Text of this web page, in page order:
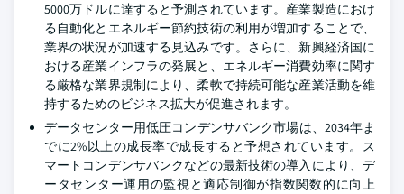
5000万ドルに達すると予測されています。産業製造におけ
る自動化とエネルギー節約技術の利用が増加することで、
業界の状況が加速する見込みです。さらに、新興経済国に
おける産業インフラの発展と、エネルギー消費効率に関す
る厳格な業界規制により、柔軟で持続可能な産業活動を維
持するためのビジネス拡大が促進されます。
データセンター用低圧コンデンサバンク市場は、2034年ま
でに2%以上の成長率で成長すると予想されています。ス
マートコンデンサバンクなどの最新技術の導入により、デ
ータセンター運用の監視と適応制御が指数関数的に向上